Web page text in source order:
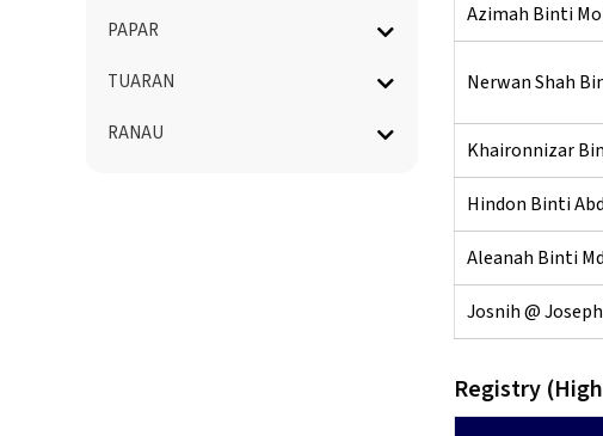
Azimah Binti
Nerwan Shah
Khaironnizar
Hindon Binti
Aleanah Binti
Josnih @
Registry
PAPAR
TUARAN
RANAU